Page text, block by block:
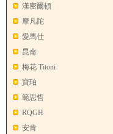
漢密爾頓
摩凡陀
愛馬仕
昆侖
梅花 Titoni
寶珀
範思哲
RQGH
安肯